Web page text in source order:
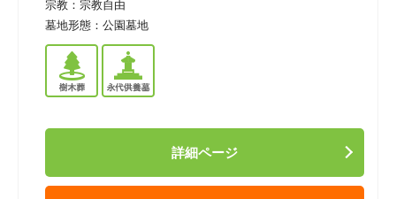
宗教： 宗教自由
墓地形態： 公園墓地
詳細ページ